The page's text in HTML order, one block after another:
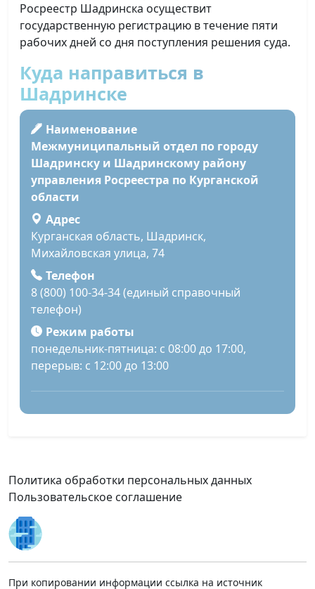
Росреестр Шадринска осуществит
государственную регистрацию в течение пяти
рабочих дней со дня поступления решения суда.
Куда направиться в
Шадринске
Наименование
Межмуниципальный отдел по городу
Шадринску и Шадринскому району
управления Росреестра по Курганской
области
Адрес
Курганская область, Шадринск,
Михайловская улица, 74
Телефон
8 (800) 100-34-34 (единый справочный
телефон)
Режим работы
понедельник-пятница: с 08:00 до 17:00,
перерыв: с 12:00 до 13:00
Политика обработки персональных данных
Пользовательское соглашение
При копировании информации ссылка на источник